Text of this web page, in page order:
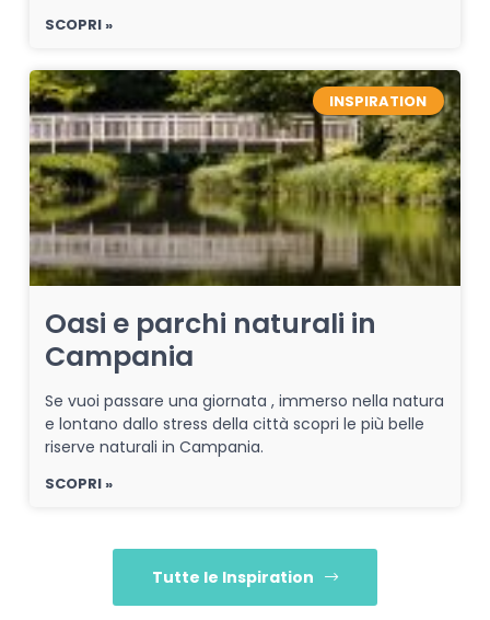
SCOPRI »
INSPIRATION
Oasi e parchi naturali in
Campania
Se vuoi passare una giornata , immerso nella natura
e lontano dallo stress della città scopri le più belle
riserve naturali in Campania.
SCOPRI »
Tutte le Inspiration